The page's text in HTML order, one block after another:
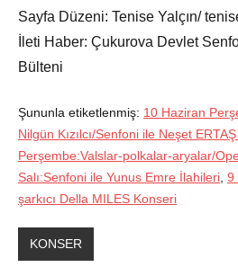
Sayfa Düzeni: Tenise Yalçın/
İleti Haber: Çukurova Devlet
Bülteni
Şununla etiketlenmiş: 10 Haziran
Nilgün Kızılcı/Senfoni ile Neşet
Perşembe:Valslar-polkalar-aryalar/
Salı:Senfoni ile Yunus Emre İlahileri 9
şarkıcı Della MILES Konseri
KONSER